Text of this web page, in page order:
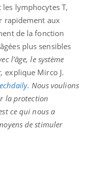
lymphocytes T,
rapidement aux
de la fonction
plus sensibles
l'âge, le système
explique Mirco J.
. Nous voulions
la protection
ce qui nous a
de stimuler